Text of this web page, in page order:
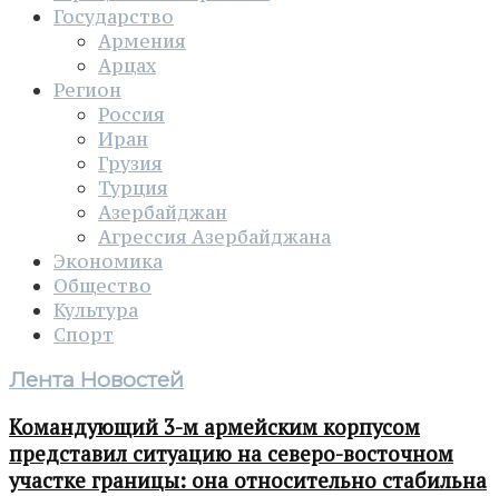
Государство
Армения
Арцах
Регион
Россия
Иран
Грузия
Турция
Азербайджан
Агрессия Азербайджана
Экономика
Общество
Культура
Спорт
Лента Новостей
Командующий 3-м армейским корпусом
представил ситуацию на северо-восточном
участке границы: она относительно стабильна